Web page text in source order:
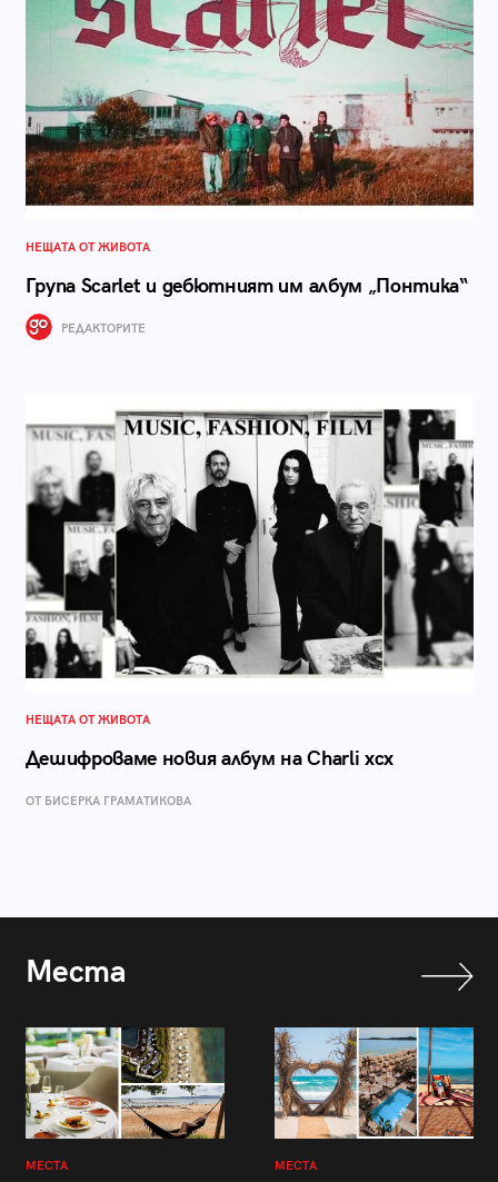
НЕЩАТА ОТ ЖИВОТА
Група Scarlet и дебютният им албум „Понтика“
РЕДАКТОРИТЕ
НЕЩАТА ОТ ЖИВОТА
Дешифроваме новия албум на Charli xcx
ОТ БИСЕРКА ГРАМАТИКОВА
Места
МЕСТА МЕСТА